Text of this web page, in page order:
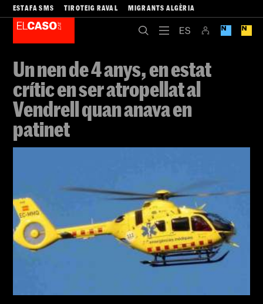
ESTAFA SMS TIROTEIG RAVAL MIGRANTS ALGÈRIA
Un nen de 4 anys, en estat
crític en ser atropellat al
Vendrell quan anava en
patinet